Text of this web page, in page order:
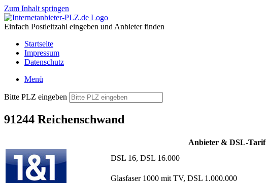
Zum Inhalt springen
Einfach Postleitzahl eingeben und Anbieter finden
Startseite
Impressum
Datenschutz
Menü
Bitte PLZ eingeben
91244 Reichenschwand
Anbieter & DSL-Tarif
DSL 16, DSL 16.000
Glasfaser 1000 mit TV, DSL 1.000.000